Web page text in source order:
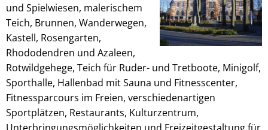
und Spielwiesen, malerischem
Teich, Brunnen, Wanderwegen,
Kastell, Rosengarten,
Rhododendren und Azaleen,
Rotwildgehege, Teich für Ruder- und Tretboote, Minigolf,
Sporthalle, Hallenbad mit Sauna und Fitnesscenter,
Fitnessparcours im Freien, verschiedenartigen
Sportplätzen, Restaurants, Kulturzentrum,